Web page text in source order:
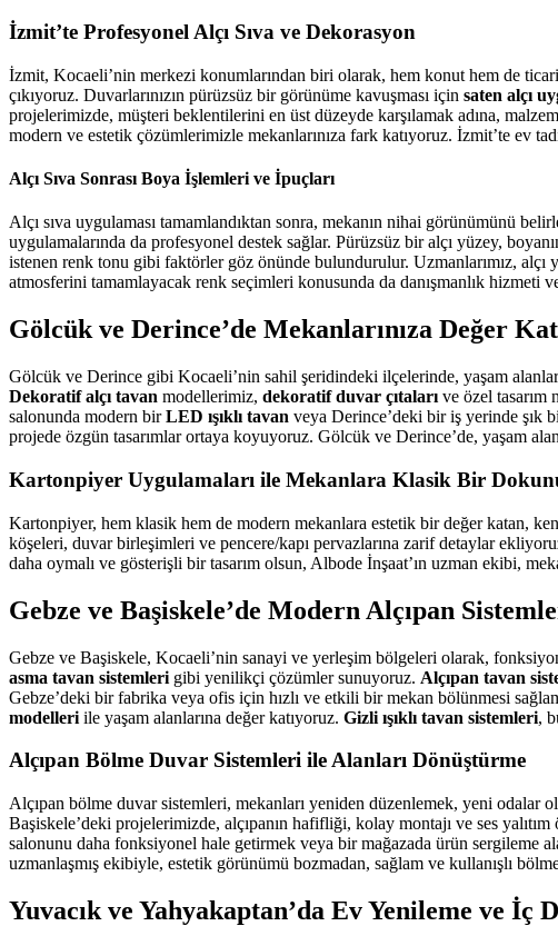
İzmit’te Profesyonel Alçı Sıva ve Dekorasyon
İzmit, Kocaeli’nin merkezi konumlarından biri olarak, hem konut hem de
çıkıyoruz. Duvarlarınızın pürüzsüz bir görünüme kavuşması için saten alçı
projelerimizde, müşteri beklentilerini en üst düzeyde karşılamak adına,
modern ve estetik çözümlerimizle mekanlarınıza fark katıyoruz. İzmit’te ev
Alçı Sıva Sonrası Boya İşlemleri ve İpuçları
Alçı sıva uygulaması tamamlandıktan sonra, mekanın nihai görünümünü
uygulamalarında da profesyonel destek sağlar. Pürüzsüz bir alçı yüzey,
istenen renk tonu gibi faktörler göz önünde bulundurulur. Uzmanlarımız,
atmosferini tamamlayacak renk seçimleri konusunda da danışmanlık hizmeti
Gölcük ve Derince’de Mekanlarınıza Değer
Gölcük ve Derince gibi Kocaeli’nin sahil şeridindeki ilçelerinde, yaşam
Dekoratif alçı tavan modellerimiz, dekoratif duvar çıtaları ve özel tasarım
salonunda modern birLED ışıklı tavan veya Derince’deki bir iş yerinde şık
projede özgün tasarımlar ortaya koyuyoruz. Gölcük ve Derince’de, yaşam
Kartonpiyer Uygulamaları ile Mekanlara Klasik Bir
Kartonpiyer, hem klasik hem de modern mekanlara estetik bir değer katan,
köşeleri, duvar birleşimleri ve pencere/kapı pervazlarına zarif detaylar
daha oymalı ve gösterişli bir tasarım olsun, Albode İnşaat’ın uzman ekibi,
Gebze ve Başiskele’de Modern Alçıpan
Gebze ve Başiskele, Kocaeli’nin sanayi ve yerleşim bölgeleri olarak,
asma tavan sistemleri gibi yenilikçi çözümler sunuyoruz. Alçıpan tavan
Gebze’deki bir fabrika veya ofis için hızlı ve etkili bir mekan bölünmesi
modelleri ile yaşam alanlarına değer katıyoruz. Gizli ışıklı tavan sistemleri,
Alçıpan Bölme Duvar Sistemleri ile Alanları Dönüştürme
Alçıpan bölme duvar sistemleri, mekanları yeniden düzenlemek, yeni
Başiskele’deki projelerimizde, alçıpanın hafifliği, kolay montajı ve ses
salonunu daha fonksiyonel hale getirmek veya bir mağazada ürün sergileme
uzmanlaşmış ekibiyle, estetik görünümü bozmadan, sağlam ve kullanışlı
Yuvacık ve Yahyakaptan’da Ev Yenileme ve İç